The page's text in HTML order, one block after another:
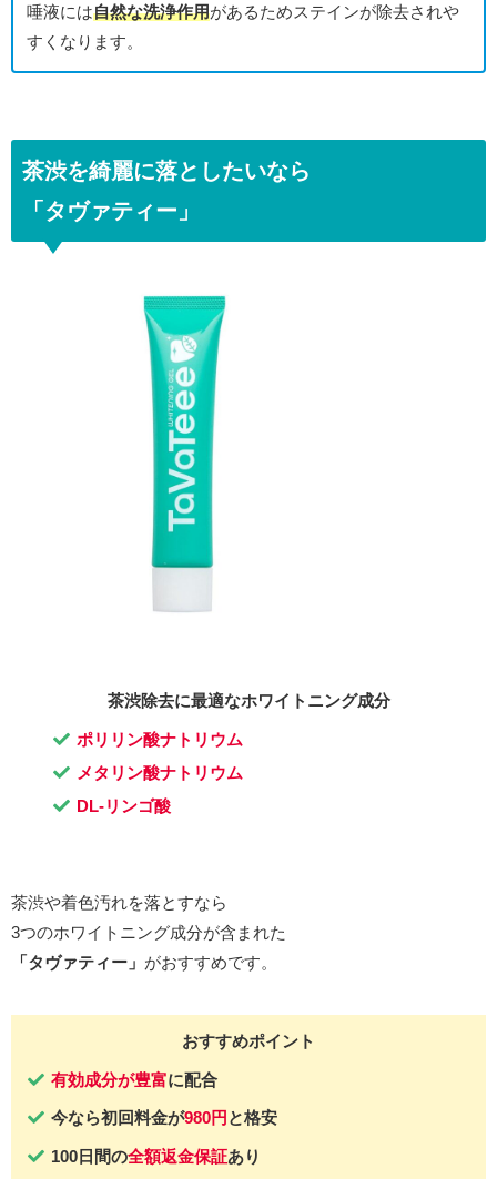
唾液には自然な洗浄作用があるためステインが除去されや
すくなります。
茶渋を綺麗に落としたいなら
「タヴァティー」
茶渋除去に最適なホワイトニング成分
ポリリン酸ナトリウム
メタリン酸ナトリウム
DL-リンゴ酸
茶渋や着色汚れを落とすなら
3つのホワイトニング成分が含まれた
「タヴァティー」 がおすすめです。
おすすめポイント
有効成分が豊富に配合
今なら初回料金が980円 と格安
100日間の全額返金保証あり